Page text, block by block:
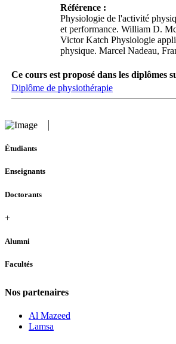
Référence :
Physiologie de l'activité
et performance. William D.
Victor Katch Physiologie
physique. Marcel Nadeau,
Ce cours est proposé dans les diplômes
Diplôme de physiothérapie
Étudiants
Enseignants
Doctorants
+
Alumni
Facultés
Nos partenaires
Al Mazeed
Lamsa